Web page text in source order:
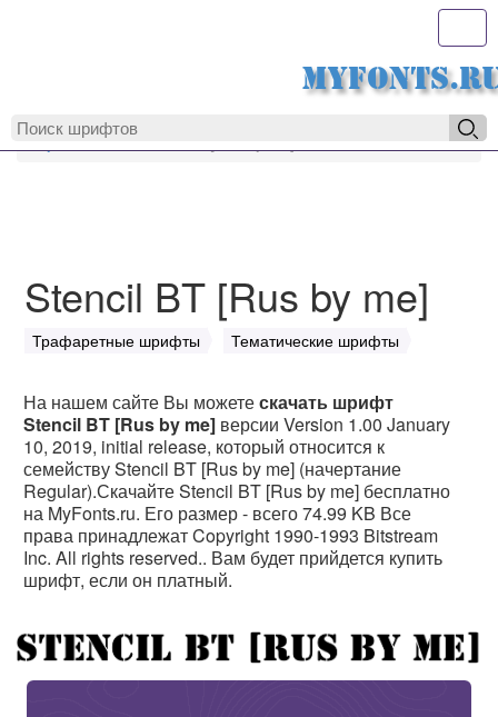
MyFonts.ru
Stencil BT [Rus by me]
Трафаретные шрифты Тематические шрифты
На нашем сайте Вы можетескачать шрифт
Stencil BT [Rus by me] версии Version 1.00 January
10, 2019, initial release, который относится к
семейству Stencil BT [Rus by me] (начертание
Regular).Скачайте Stencil BT [Rus by me] бесплатно
на MyFonts.ru. Его размер - всего 74.99 KB Все
права принадлежат Copyright 1990-1993 Bitstream
Inc. All rights reserved.. Вам будет прийдется купить
шрифт, если он платный.